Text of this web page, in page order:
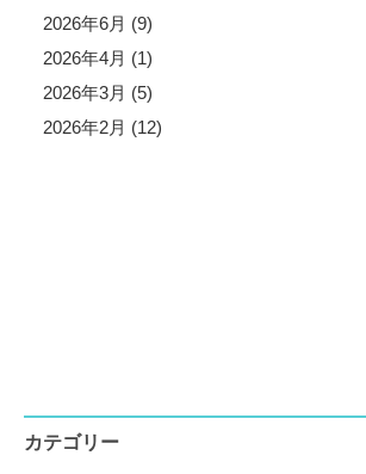
2026年6月 (9)
2026年4月 (1)
2026年3月 (5)
2026年2月 (12)
カテゴリー